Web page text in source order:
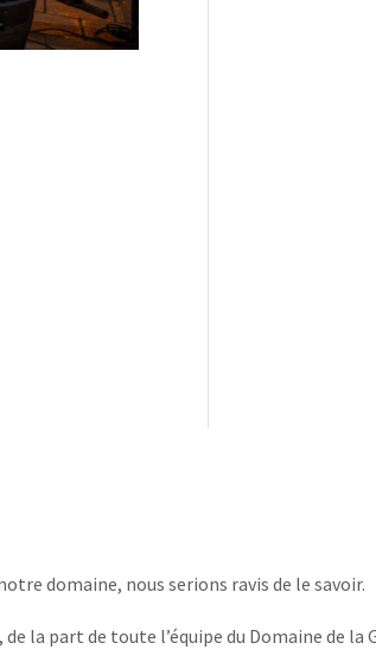
domaine, nous serions ravis de le savoir.
la part de toute l’équipe du Domaine de la